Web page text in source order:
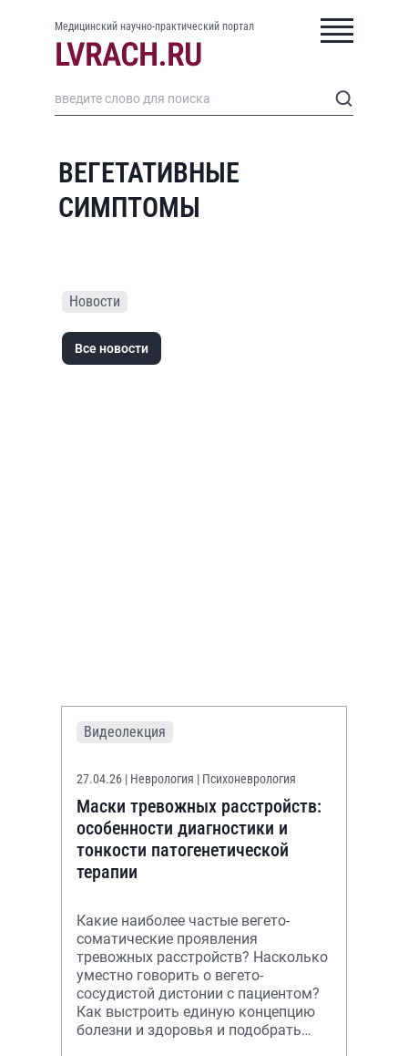
Медицинский научно-практический портал
ВЕГЕТАТИВНЫЕ
СИМПТОМЫ
Новости
Все новости
Видеолекция
27.04.26 | Неврология | Психоневрология
Маски тревожных расстройств:
особенности диагностики и
тонкости патогенетической
терапии
Какие наиболее частые вегето-
соматические проявления
тревожных расстройств? Насколько
уместно говорить о вегето-
сосудистой дистонии с пациентом?
Как выстроить единую концепцию
болезни и здоровья и подобрать